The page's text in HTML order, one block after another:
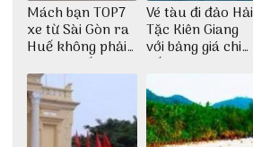
Mách bạn TOP7
xe từ Sài Gòn ra
Huế không phải
ai cũng biết
Vé tàu đi đảo Hải
Tặc Kiên Giang
với bảng giá chi
tiết